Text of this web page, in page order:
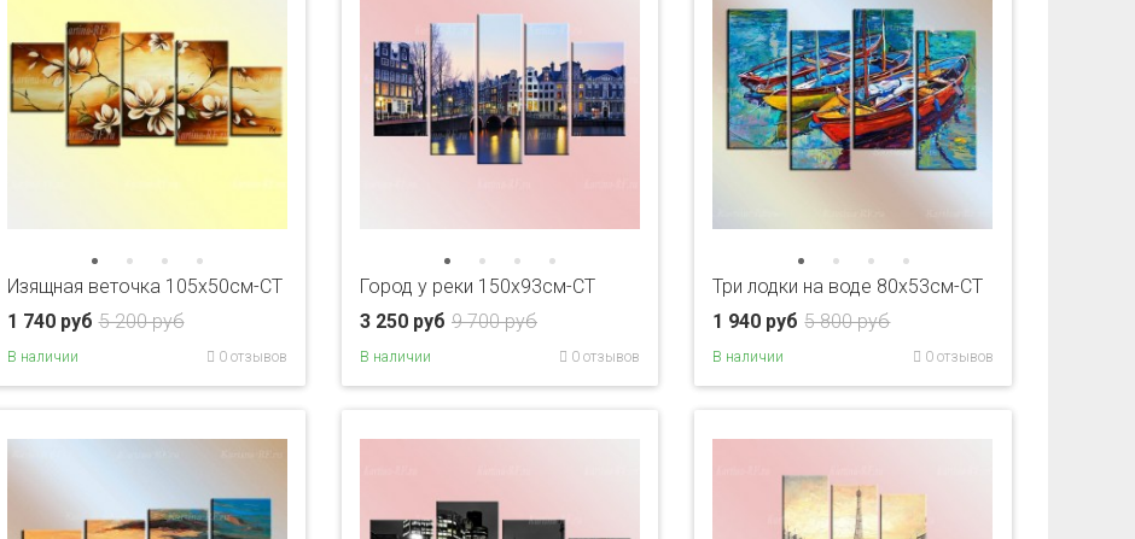
Изящная веточка 105х50см-CT
5 200 руб
1 740 руб
В наличии 0 отзывов
Город у реки 150х93см-CT
9 700 руб
3 250 руб
В наличии 0 отзывов
Три лодки на воде 80x53см-CT
5 800 руб
1 940 руб
В наличии 0 отзывов